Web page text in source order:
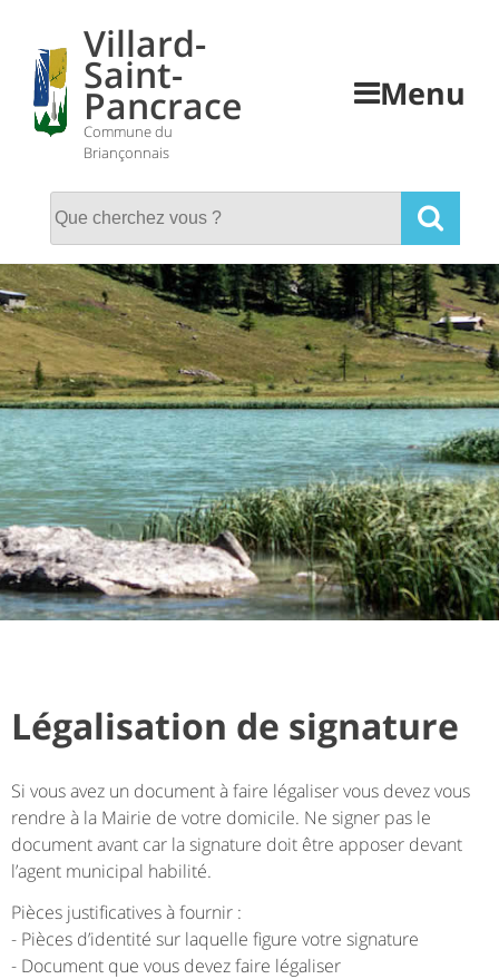
content
Menu
Villard-
Saint-
Pancrace
Commune du
Briançonnais
Légalisation de signature
Si vous avez un document à faire légaliser vous devez vous
rendre à la Mairie de votre domicile. Ne signer pas le
document avant car la signature doit être apposer devant
l’agent municipal habilité.
Pièces justificatives à fournir :
- Pièces d’identité sur laquelle figure votre signature
- Document que vous devez faire légaliser